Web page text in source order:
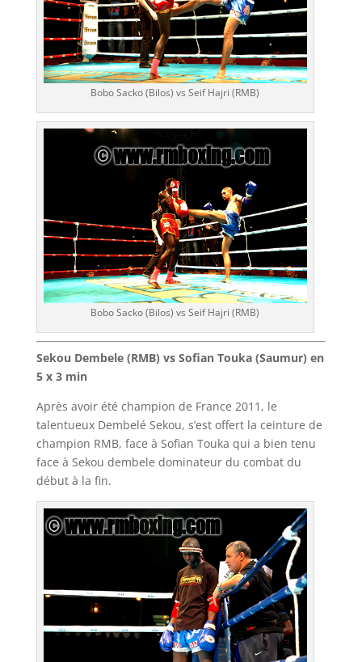
Bobo Sacko (Bilos) vs Seif Hajri (RMB)
Bobo Sacko (Bilos) vs Seif Hajri (RMB)
Sekou Dembele (RMB) vs Sofian Touka (Saumur) en
5 x 3 min
Après avoir été champion de France 2011, le
talentueux Dembelé Sekou, s’est offert la ceinture de
champion RMB, face à Sofian Touka qui a bien tenu
face à Sekou dembele dominateur du combat du
début à la fin.